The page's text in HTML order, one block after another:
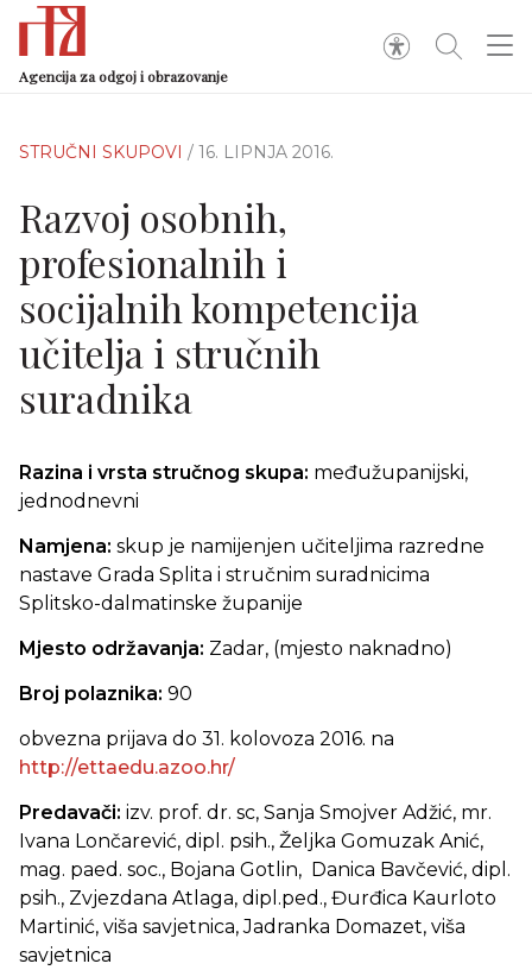
Agencija za odgoj i obrazovanje
STRUČNI SKUPOVI / 16. LIPNJA 2016.
Razvoj osobnih,
profesionalnih i
socijalnih kompetencija
učitelja i stručnih
suradnika
Razina i vrsta stručnog skupa: međužupanijski,
jednodnevni
Namjena: skup je namijenjen učiteljima razredne
nastave Grada Splita i stručnim suradnicima
Splitsko-dalmatinske županije
Mjesto održavanja: Zadar, (mjesto naknadno)
Broj polaznika: 90
obvezna prijava do 31. kolovoza 2016. na
http://ettaedu.azoo.hr/
Predavači: izv. prof. dr. sc, Sanja Smojver Adžić, mr.
Ivana Lončarević, dipl. psih., Željka Gomuzak Anić,
mag. paed. soc., Bojana Gotlin, Danica Bavčević, dipl.
psih., Zvjezdana Atlaga, dipl.ped., Đurđica Kaurloto
Martinić, viša savjetnica, Jadranka Domazet, viša
savjetnica